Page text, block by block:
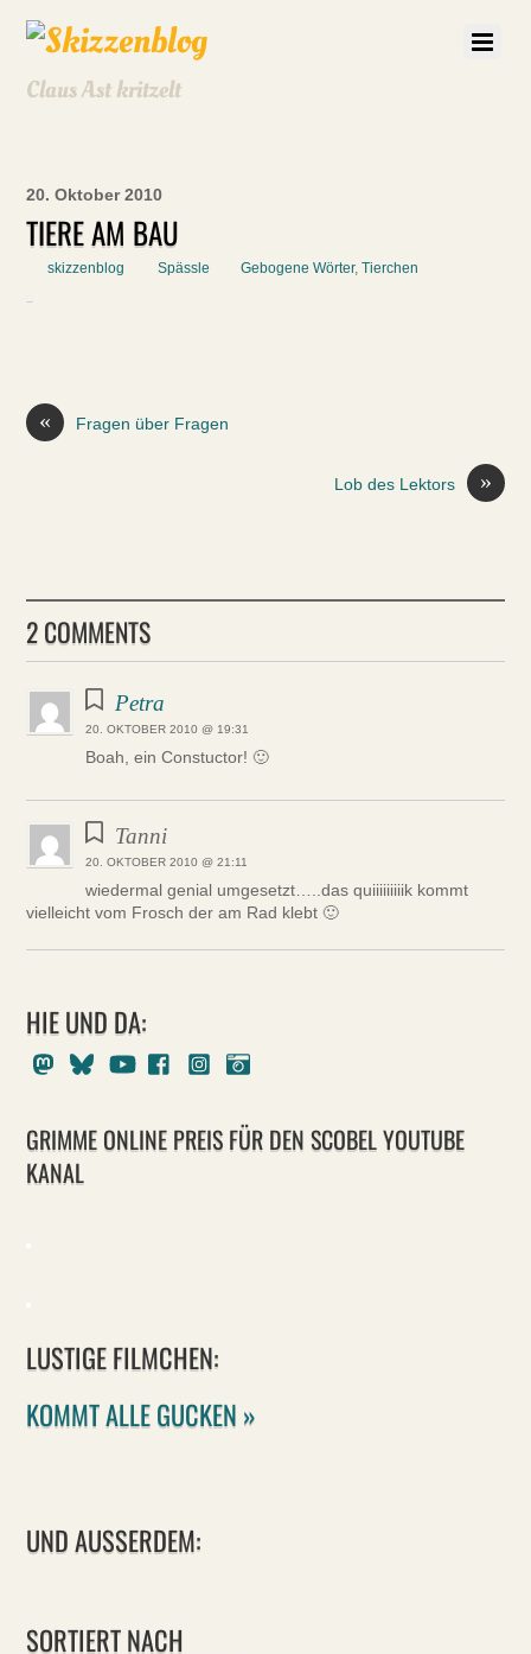
Claus Ast kritzelt
20. Oktober 2010
TIERE AM BAU
skizzenblog Spässle Gebogene Wörter,Tierchen
« Fragen über Fragen
»
Lob des Lektors
2 COMMENTS
Petra
20. OKTOBER 2010 @ 19:31
Boah, ein Constuctor! 🙂
Tanni
20. OKTOBER 2010 @ 21:11
wiedermal genial umgesetzt…..das quiiiiiiiiik kommt
vielleicht vom Frosch der am Rad klebt 🙂
HIE UND DA:
MastodonBlueskyYoutubeFacebookInstagram
GRIMME ONLINE PREIS FÜR DEN SCOBEL YOUTUBE
KANAL
LUSTIGE FILMCHEN:
KOMMT ALLE GUCKEN »
UND AUSSERDEM:
SORTIERT NACH